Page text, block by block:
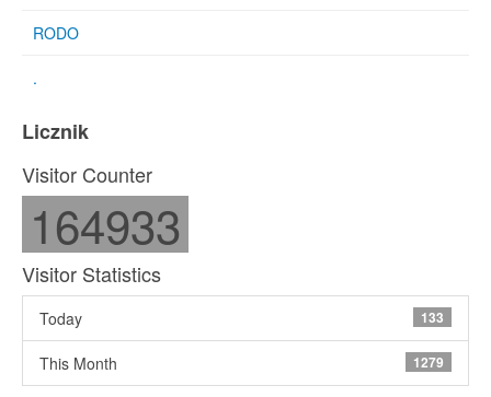
RODO
.
Licznik
Visitor Counter
164933
Visitor Statistics
Today 133
This Month 1279